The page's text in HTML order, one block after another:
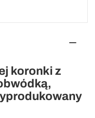
koronki z